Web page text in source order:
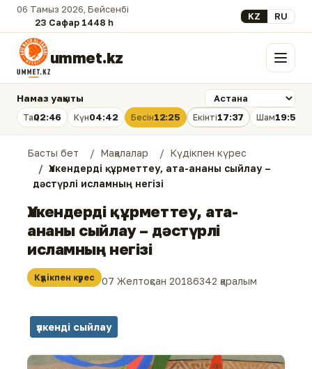
06 Тамыз 2026, Бейсенбі
23 Сафар 1448 һ.
Select your
KZ RU
ummet.kz Мәзір
Намаз уақыты
Таң02:46 Күн04:42 Бесін12:25 Екінті17:37 Шам19:58
Басты бет Мақалалар
Күдікпен күрес
Үлкендерді құрметтеу, ата-ананы сыйлау –
дәстүрлі исламның негізі
Үлкендерді құрметтеу, ата-
ананы сыйлау – дәстүрлі
исламның негізі
Күдікпен күрес 07 Желтоқсан 20186342 қаралым
үлкенді сыйлау